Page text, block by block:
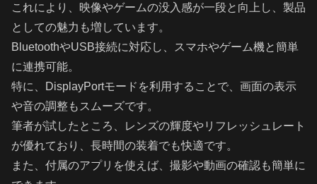
これにより、映像やゲームの没入感が一段と向上し、製品
としての魅力も増しています。
BluetoothやUSB接続に対応し、スマホやゲーム機と簡単
に連携可能。
特に、DisplayPortモードを利用することで、画面の表示
や音の調整もスムーズです。
筆者が試したところ、レンズの輝度やリフレッシュレート
が優れており、長時間の装着でも快適です。
また、付属のアプリを使えば、撮影や動画の確認も簡単に